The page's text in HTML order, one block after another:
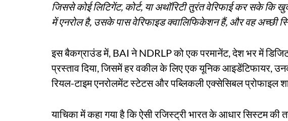
जिससे कोई लिटिगेंट, कोर्ट, या अथॉरिटी तुरंत वेरिफाई कर सके कि
में एनरोल है, उसके पास वेरिफाइड क्वालिफिकेशन हैं, और वह अच्छी
इस बैकग्राउंड में, BAI ने NDRLP को एक परमानेंट, देश भर में
प्रस्ताव दिया, जिसमें हर वकील के लिए एक यूनिक आइडेंटिफायर,
रियल-टाइम एनरोलमेंट स्टेटस और पब्लिकली एक्सेसिबल प्रोफाइल
याचिका में कहा गया है कि ऐसी रजिस्ट्री भारत के आधार सिस्टम